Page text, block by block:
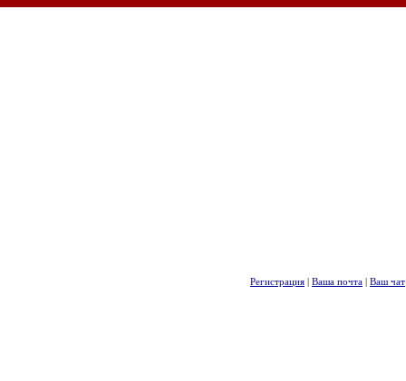
Регистрация | Ваша почта | Ваш чат